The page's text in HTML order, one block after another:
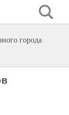
города